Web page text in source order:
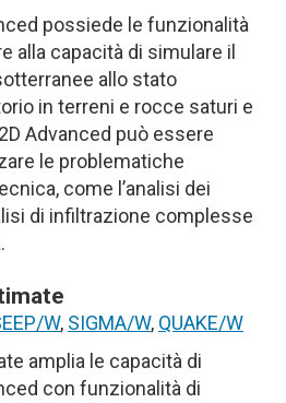
possiede le funzionalità
alla capacità di simulare il
allo stato
in terreni e rocce saturi e
Advanced può essere
le problematiche
come l’analisi dei
di infiltrazione complesse
W, SIGMA/W, QUAKE/W
amplia le capacità di
con funzionalità di